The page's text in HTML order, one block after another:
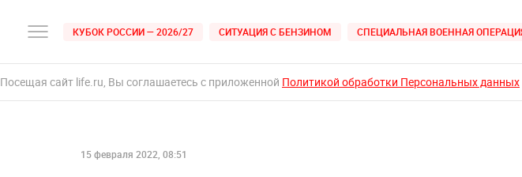
КУБОК РОССИИ — 2026/27 СИТУАЦИЯ С БЕНЗИНОМ СПЕЦИАЛЬНАЯ ВОЕННАЯ
Посещая сайт life.ru, Вы соглашаетесь с приложенной Политикой обработки Персональных данных
15 февраля 2022, 08:51